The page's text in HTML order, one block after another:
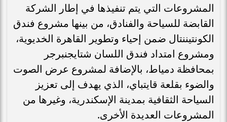
المشروعات التي يتم تنفيذها في إطار الشركة
القابضة للسياحة والفنادق، من بينها مشروع فندق
الكونتيننتال ضمن إحياء وتطوير القاهرة الخديوية،
ومشروع امتداد فندق اللسان شتايجنبرجر
بمحافظة دمياط، بالإضافة لمشروع عرض الصوت
والضوء بقلعة قايتباي، الذي يهدف إلى تعزيز
السياحة الثقافية بمدينة الإسكندرية، وغيرها من
المشروعات العديدة الأخرى.